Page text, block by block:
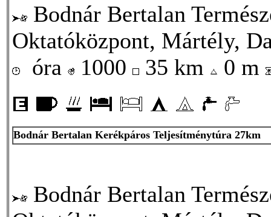
Bodnár Bertalan
Oktatóközpont, Mártély,
óra
1000 35 km 0 m
Bodnár Bertalan Kerékpáros Teljesítménytúra 27km
Bodnár Bertalan